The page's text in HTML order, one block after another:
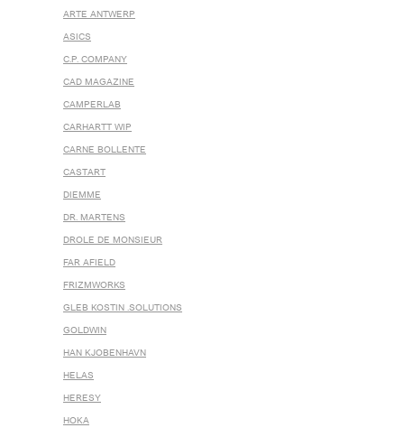
ARTE ANTWERP
ASICS
C.P. COMPANY
CAD MAGAZINE
CAMPERLAB
CARHARTT WIP
CARNE BOLLENTE
CASTART
DIEMME
DR. MARTENS
DROLE DE MONSIEUR
FAR AFIELD
FRIZMWORKS
GLEB KOSTIN .SOLUTIONS
GOLDWIN
HAN KJOBENHAVN
HELAS
HERESY
HOKA